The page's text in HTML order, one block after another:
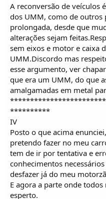
A reconversão de veículos
dos UMM, como de outros
prolongada, desde que
alterações sejam
sem eixos e motor e caixa
UMM.Discordo mas
esse argumento, ver
que era um UMM, do que
amalgamadas em metal
**********
IV
Posto o que acima
pretendo fazer no meu
tem de ir por tentativa e
conhecimentos
desfazer já do meu
E agora a parte onde todos
esperto.